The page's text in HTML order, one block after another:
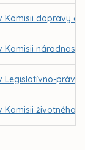
Komisii dopravy a
Komisii
Legislatívno-
Komisii životného